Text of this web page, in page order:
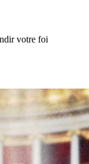
votre foi